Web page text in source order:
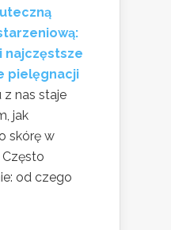
najczęstsze
pielęgnacji
z nas staje
jak
skórę w
Często
od czego